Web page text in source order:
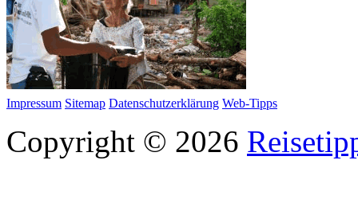
Impressum Sitemap Datenschutzerklärung Web-Tipps
Copyright © 2026